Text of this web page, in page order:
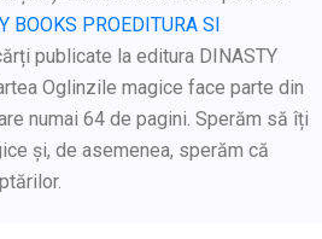
BOOKS PROEDITURA SI
publicate la editura DINASTY
Oglinzile magice face parte din
numai 64 de pagini. Sperăm să îți
și, de asemenea, sperăm că